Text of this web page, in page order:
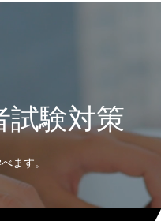
試験対策
ます。